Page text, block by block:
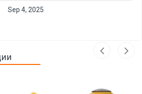
Sep 4, 2025